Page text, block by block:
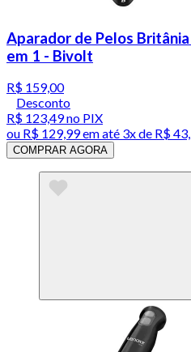
Aparador de Pelos
em 1 - Bivolt
R$ 159,00
Desconto
R$ 123,49no PIX
ou R$ 129,99em até 3x de R$
COMPRAR AGORA